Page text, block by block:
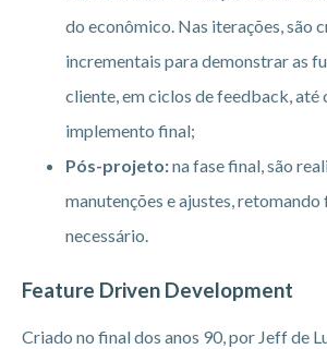
do econômico. Nas iterações, são
incrementais para demonstrar as
cliente, em ciclos de feedback, até
implemento final;
Pós-projeto:na fase final, são
manutenções e ajustes, retomando
necessário.
Feature Driven Development
Criado no final dos anos 90, por Jeff de